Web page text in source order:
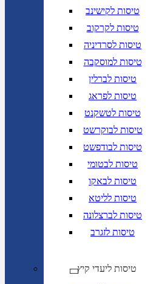
טיסות לקישינב
טיסות לקרקוב
טיסות לסרדיניה
טיסות למוסקבה
טיסות לברלין
טיסות לפראג
טיסות לטשקנט
טיסות לבוקרשט
טיסות לבודפשט
טיסות לבטומי
טיסות לבאקו
טיסות לליטא
טיסות לברצלונה
טיסות לזגרב
טיסות ליעדי קיץ